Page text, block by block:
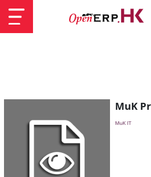
MuK
MuK IT